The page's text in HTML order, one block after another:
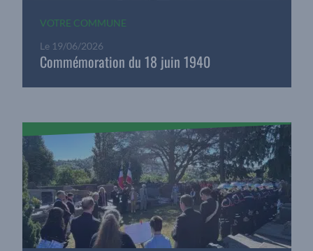
VOTRE COMMUNE
Le 19/06/2026
Commémoration du 18 juin 1940